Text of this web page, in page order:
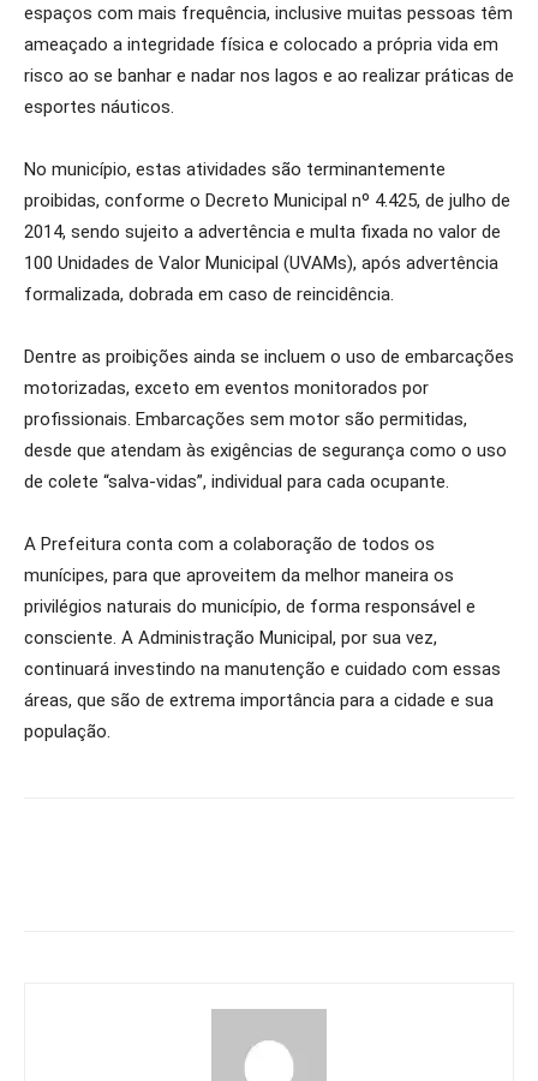
espaços com mais frequência, inclusive muitas pessoas têm
ameaçado a integridade física e colocado a própria vida em
risco ao se banhar e nadar nos lagos e ao realizar práticas de
esportes náuticos.
No município, estas atividades são terminantemente
proibidas, conforme o Decreto Municipal nº 4.425, de julho de
2014, sendo sujeito a advertência e multa fixada no valor de
100 Unidades de Valor Municipal (UVAMs), após advertência
formalizada, dobrada em caso de reincidência.
Dentre as proibições ainda se incluem o uso de embarcações
motorizadas, exceto em eventos monitorados por
profissionais. Embarcações sem motor são permitidas,
desde que atendam às exigências de segurança como o uso
de colete “salva-vidas”, individual para cada ocupante.
A Prefeitura conta com a colaboração de todos os
munícipes, para que aproveitem da melhor maneira os
privilégios naturais do município, de forma responsável e
consciente. A Administração Municipal, por sua vez,
continuará investindo na manutenção e cuidado com essas
áreas, que são de extrema importância para a cidade e sua
população.